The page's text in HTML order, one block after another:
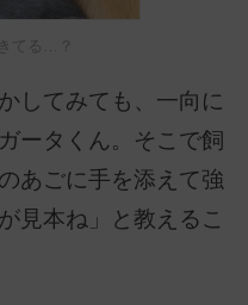
てる…？
してみても、一向に
ータくん。そこで飼
あごに手を添えて強
見本ね」と教えるこ